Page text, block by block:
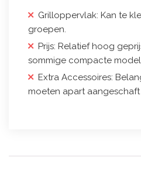
Grilloppervlak: Kan te
groepen.
Prijs: Relatief hoog
sommige compacte
Extra Accessoires:
moeten apart